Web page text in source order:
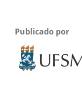
Publicado por